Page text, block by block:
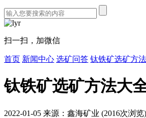
扫一扫，加微信
首页 新闻中心 选矿问答 钛铁矿选矿方
钛铁矿选矿方法大
2022-01-05 来源：鑫海矿业 (2016次浏览)